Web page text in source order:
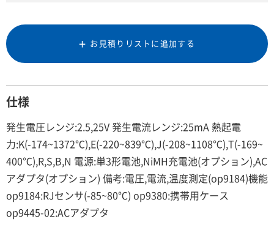
お見積りリストに追加する
仕様
発生電圧レンジ:2.5,25V 発生電流レンジ:25mA 熱起電
力:K(-174~1372℃),E(-220~839℃),J(-208~1108℃),T(-169~
400℃),R,S,B,N 電源:単3形電池,NiMH充電池(オプション),AC
アダプタ(オプション) 備考:電圧,電流,温度測定(op9184)機能
op9184:RJセンサ(-85~80℃) op9380:携帯用ケース
op9445-02:ACアダプタ